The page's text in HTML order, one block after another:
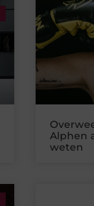
Alphen
weten